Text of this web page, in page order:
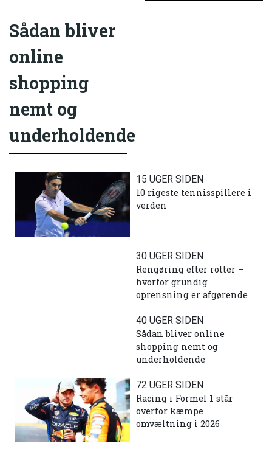
Sådan bliver
online
shopping
nemt og
underholdende
15 UGER SIDEN
10 rigeste tennisspillere i
verden
30 UGER SIDEN
Rengøring efter rotter –
hvorfor grundig
oprensning er afgørende
40 UGER SIDEN
Sådan bliver online
shopping nemt og
underholdende
72 UGER SIDEN
Racing i Formel 1 står
overfor kæmpe
omvæltning i 2026